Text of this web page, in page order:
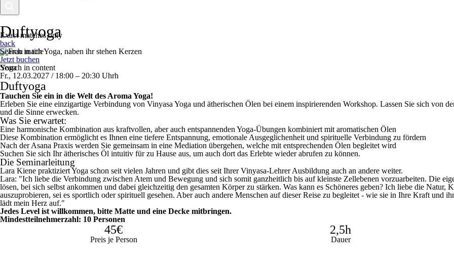
Exact matches only
Search in title
Search in content
Duftyoga
back
Jetzt buchen
Yoga
Fr., 12.03.2027 / 18:00 – 20:30 Uhrh
Duftyoga
Tauchen Sie ein in die Welt des Aroma Yoga!
Erleben Sie eine einzigartige Verbindung von Vinyasa Yoga und ätherischen Ölen bei einem inspirierenden Workshop. Lassen Sie sich von
und die Sinne erwecken.
Was Sie erwartet:
Eine harmonische Kombination aus kraftvollen, aber auch entspannenden Yoga-Übungen kombiniert mit aromatischen Ölen
Diese Kombination ermöglicht es Ihnen eine tiefere Entspannung, emotionale Ausgeglichenheit und spirituelle Verbindung zu fördern
Nach der Asana Praxis werden Sie gemeinsam in eine Mediation übergehen, welche mit entsprechenden Ölen begleitet wird
Suchen Sie sich Ihr ätherisches Öl intuitiv für zu Hause aus, um auch dort das Erlebte wieder abrufen zu können.
Die Seminarleitung
Lara Kiene praktiziert Yoga schon seit vielen Jahren und gibt dies seit Ihrer Vinyasa-Lehrer Ausbildung auch an andere weiter.
Lara: "Ich liebe die Verbindung zwischen Atem und Bewegung und sich somit ganzheitlich bis auf kleinste Zellebenen vorzuarbeiten. Die
lösen, bei sich selbst ankommen und dabei gleichzeitig den gesamten Körper zu stärken. Was kann es Schöneres geben? Ich liebe die
auszuprobieren, sei es sportlich oder spirituell gesehen. Aber auch andere Menschen auf dieser Reise zu begleitet - wie sie in Ihre Kraft und
lädt mein Herz auf."
Jedes Level ist willkommen, bitte Matte und eine Decke mitbringen.
Mindestteilnehmerzahl: 10 Personen
45€
Preis je Person
2,5h
Dauer